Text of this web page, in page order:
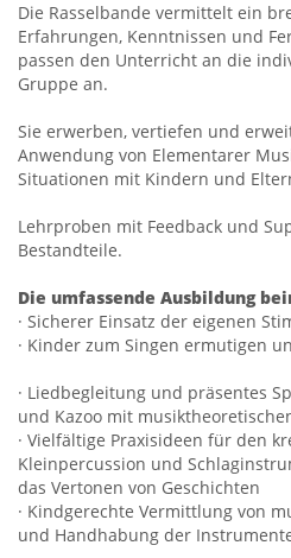
Die Rasselbande vermittelt ein
Erfahrungen, Kenntnissen und
passen den Unterricht an die
Gruppe an.
Sie erwerben, vertiefen und
Anwendung von Elementarer
Situationen mit Kindern und
Lehrproben mit Feedback und
Bestandteile.
Die umfassende Ausbildung
· Sicherer Einsatz der eigenen
· Kinder zum Singen ermutigen
· Liedbegleitung und präsentes
und Kazoo mit
· Vielfältige Praxisideen für den
Kleinpercussion und
das Vertonen von Geschichten
· Kindgerechte Vermittlung von
und Handhabung der